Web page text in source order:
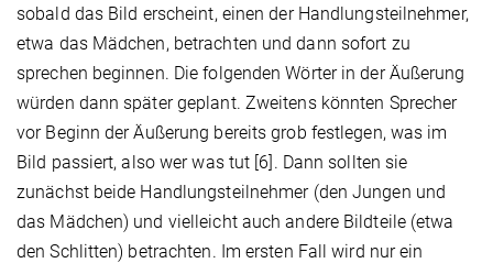
sobald das Bild erscheint, einen der Handlungsteilnehmer,
etwa das Mädchen, betrachten und dann sofort zu
sprechen beginnen. Die folgenden Wörter in der Äußerung
würden dann später geplant. Zweitens könnten Sprecher
vor Beginn der Äußerung bereits grob festlegen, was im
Bild passiert, also wer was tut [6]. Dann sollten sie
zunächst beide Handlungsteilnehmer (den Jungen und
das Mädchen) und vielleicht auch andere Bildteile (etwa
den Schlitten) betrachten. Im ersten Fall wird nur ein